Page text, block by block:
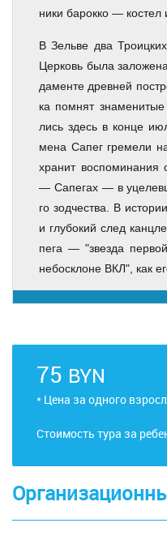
ни­ки ба­рок­ко — ко­стел
В Зель­ве два
Церковь бы­ла
да­мен­те древней
ка пом­нят
лись здесь в кон­це
ме­на Са­пег гре­ме­ли
хра­нит вос­по­ми­на­ния
— Са­пе­гах — в
го зод­че­ства. В
и глу­бо­кий след
пе­га — "звез­да
не­бо­скло­не ВКЛ", как
75 BYN
* Цена за одного
Стоимость тура за